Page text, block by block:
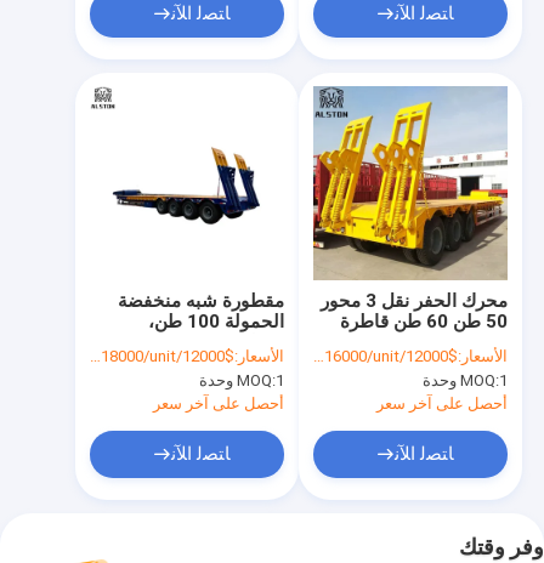
ﺎﺘﺼﻟ ﺍﻶﻧ ﺎﺘﺼﻟ ﺍﻶﻧ
مقطورة شبه منخفضة
الحمولة 100 طن،
مقطورة منخفضة بعنق
إوزة بأربع محاور
الأسعار:$12000/unit-$18000/unit
MOQ:1 وحدة
أحصل على آخر سعر
ﺎﺘﺼﻟ ﺍﻶﻧ
محرك الحفر نقل 3 محور
50 طن 60 طن قاطرة
سرير منخفضة
الأسعار:$12000/unit-$16000/unit
MOQ:1 وحدة
أحصل على آخر سعر
ﺎﺘﺼﻟ ﺍﻶﻧ
وفر وقتك